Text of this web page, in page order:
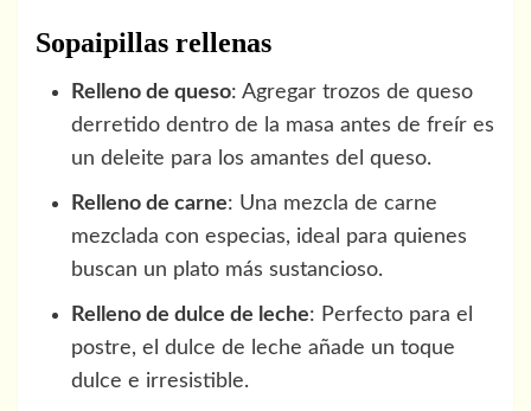
Sopaipillas rellenas
Relleno de queso: Agregar trozos de queso
derretido dentro de la masa antes de freír es
un deleite para los amantes del queso.
Relleno de carne: Una mezcla de carne
mezclada con especias, ideal para quienes
buscan un plato más sustancioso.
Relleno de dulce de leche: Perfecto para el
postre, el dulce de leche añade un toque
dulce e irresistible.